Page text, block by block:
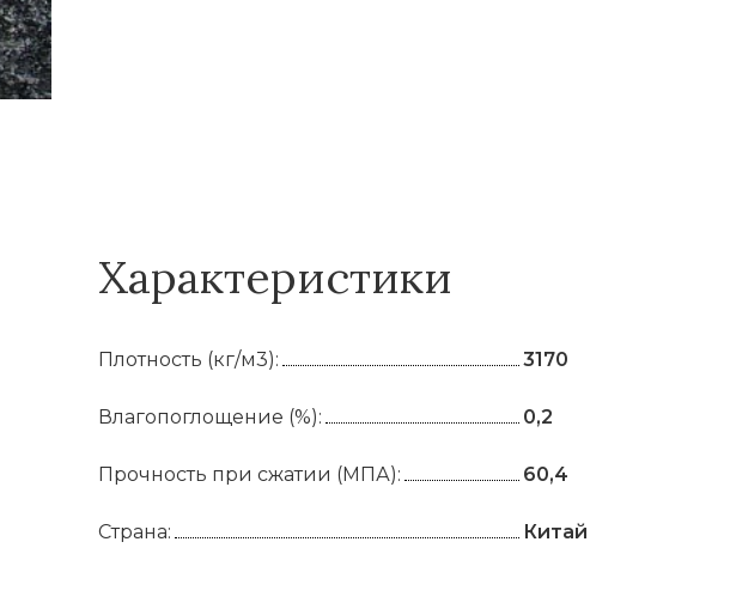
Характеристики
Плотность (кг/м3): 3170
Влагопоглощение (%): 0,2
Прочность при сжатии (МПА): 60,4
Страна: Китай